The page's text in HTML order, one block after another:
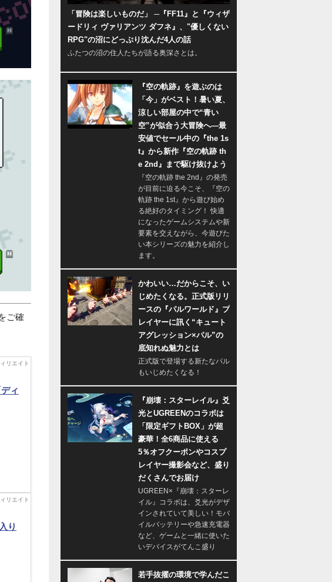
ご確
ィ
り
「冒険は楽しいものだ」 ─『FF11』と『ウィザ
ードリィ ヴァリアンツ ダフネ』、"優しくない
RPG"の沼にどっぷり沈んだ4人の話
ふたつの沼の住人たちが語る奥深さとは。
『空の軌跡』を遊ぶのは
「今」がベスト！暑い夏、
涼しい部屋の中で“青い
空”が似合う大冒険へ―最
安値でセール中の『the 1s
t』から新作『空の軌跡 th
e 2nd』まで駆け抜けよう
『空の軌跡 the 2nd』の発売
が目前に迫る今こそ、『空の
軌跡 the 1st』から遊び始め
る絶好のタイミング！ 快適
になったゲームシステムや新
要素を交えながら、今遊びた
い本シリーズの魅力を紹介し
ます。
かわいい…だからこそ、い
じめたくなる。正式版リリ
ースの『パルワールド』プ
レイヤーに訊く“キュート
アグレッション×パル”の
底知れぬ魅力とは
正式版で登場する新たなパル
もいじめたくなる！
『崩壊：スターレイル』爻
光とUGREENのコラボは
「限定ギフトBOX」が超
豪華！全6商品に使える
5％オフクーポンやコスプ
レイヤー撮影会など、盛り
だくさんでお届け
UGREEN×『崩壊：スターレ
イル』コラボは、爻光がデザ
インされていて美しい！モバ
イルバッテリーや急速充電器
など、ゲームと一緒に使いた
いデバイスがてんこ盛り
若手抜擢の環境で学んだこ